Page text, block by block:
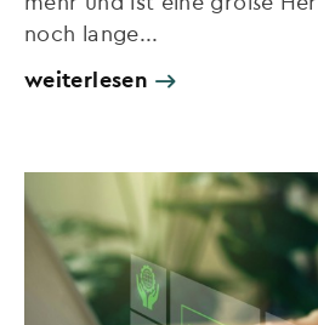
noch lange...
weiterlesen